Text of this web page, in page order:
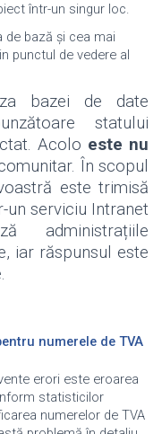
într-un singur loc.
bază și cea mai
punctul de vedere al
bazei de date
statului
Acolo este nu
În scopul
este trimisă
un serviciu Intranet
administrațiile
iar răspunsul este
numerele de TVA
erori este eroarea
statisticilor
numerelor de TVA